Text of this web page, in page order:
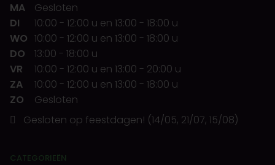
MA
Gesloten
DI
10:00 - 12:00 u en 13:00 - 18:00 u
WO 10:00 - 12:00 u en 13:00 - 18:00 u
DO
13:00 - 18:00 u
VR
10:00 - 12:00 u en 13:00 - 20:00 u
ZA
10:00 - 12:00 u en 13:00 - 18:00 u
ZO
Gesloten
Gesloten op feestdagen! (14/05, 21/07, 15/08)
CATEGORIEËN